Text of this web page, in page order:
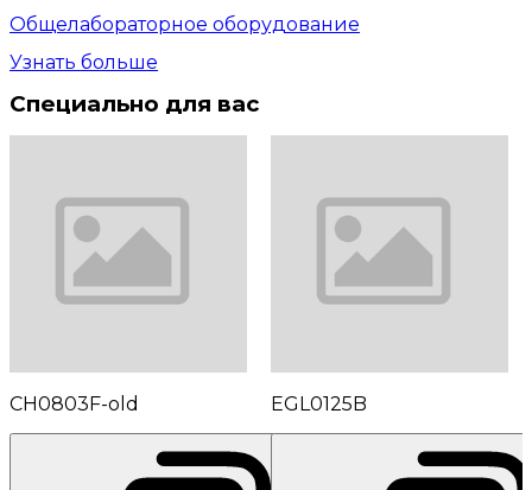
Общелабораторное оборудование
Узнать больше
Специально для вас
CH0803F-old EGL0125B